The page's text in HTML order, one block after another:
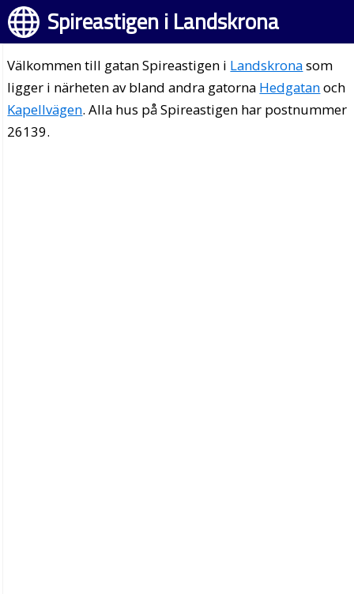
Spireastigen i Landskrona
Välkommen till gatan Spireastigen i Landskronasom
ligger i närheten av bland andra gatorna Hedgatanoch
Kapellvägen. Alla hus på Spireastigen har postnummer
26139.